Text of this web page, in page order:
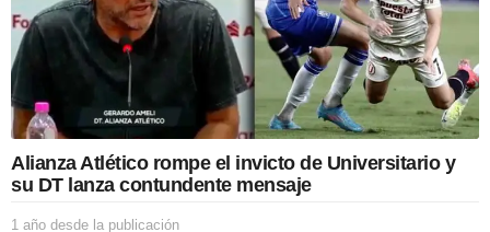
e
i
c
Alianza Atlético rompe el invicto de Universitario y
su DT lanza contundente mensaje
1 año desde la publicación